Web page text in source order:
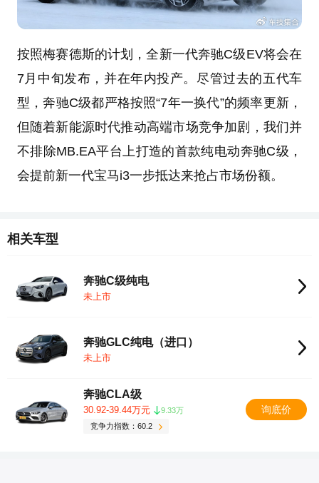
按照梅赛德斯的计划，全新一代奔驰C级EV将会在
7月中旬发布，并在年内投产。尽管过去的五代车
型，奔驰C级都严格按照“7年一换代”的频率更新，
但随着新能源时代推动高端市场竞争加剧，我们并
不排除MB.EA平台上打造的首款纯电动奔驰C级，
会提前新一代宝马i3一步抵达来抢占市场份额。
相关车型
奔驰C级纯电
未上市
奔驰GLC纯电（进口）
未上市
奔驰CLA级
30.92-39.44万元
9.33万
竞争力指数：60.2
询底价